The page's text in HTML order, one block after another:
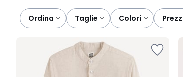
Ordina
taglie colori